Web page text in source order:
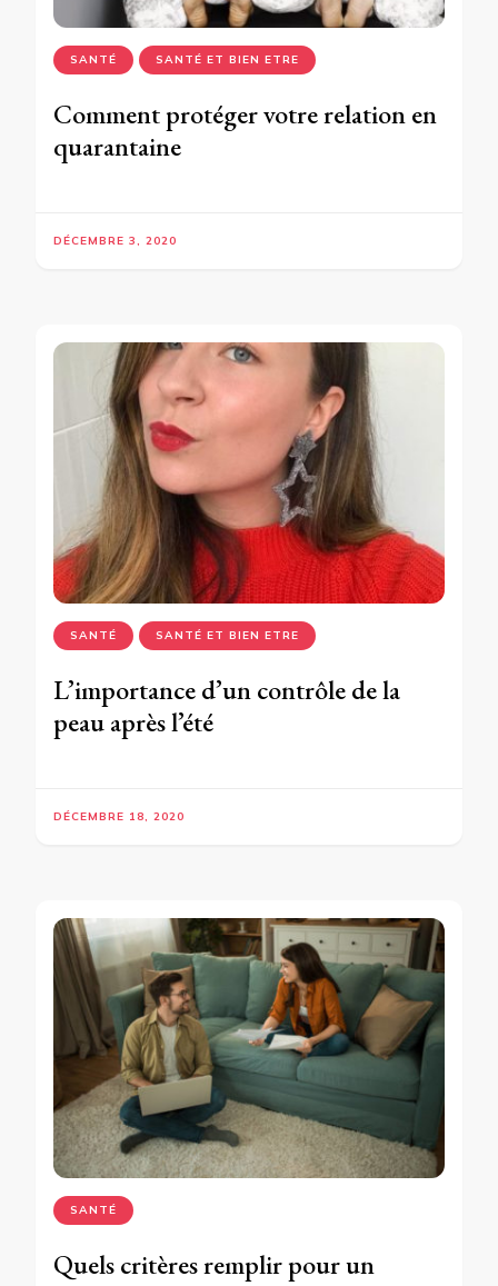
SANTÉ SANTÉ ET BIEN ETRE
Comment protéger votre relation en
quarantaine
DÉCEMBRE 3, 2020
SANTÉ SANTÉ ET BIEN ETRE
L’importance d’un contrôle de la
peau après l’été
DÉCEMBRE 18, 2020
SANTÉ
Quels critères remplir pour un